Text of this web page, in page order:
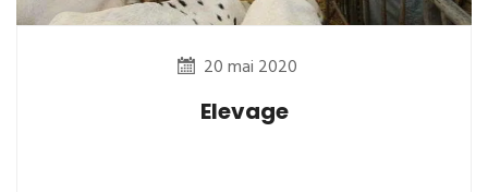
20 mai 2020
Elevage